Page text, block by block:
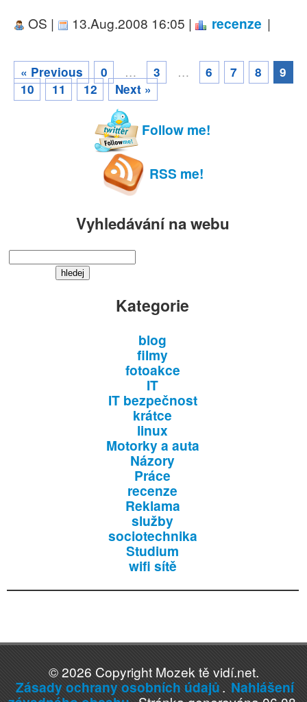
OS |
13.Aug.2008 16:05 | recenze |
« Previous 0 … 3 … 6 7 8
9
10
11 12 Next »
Follow me!
RSS me!
Vyhledávání na webu
Kategorie
blog
filmy
fotoakce
IT
IT bezpečnost
krátce
linux
Motorky a auta
Názory
Práce
recenze
Reklama
služby
sociotechnika
Studium
wifi sítě
© 2026 Copyright Mozek tě vidí.net.
Zásady ochrany osobních údajů. Nahlášení